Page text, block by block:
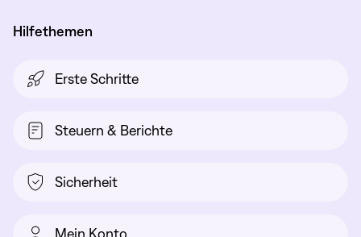
Hilfethemen
Erste Schritte
Steuern & Berichte
Sicherheit
Mein Konto